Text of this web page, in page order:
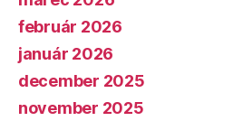
február 2026
január 2026
december 2025
november 2025